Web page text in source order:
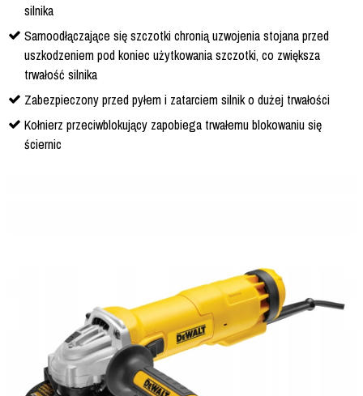
silnika
Samoodłączające się szczotki chronią uzwojenia stojana przed
uszkodzeniem pod koniec użytkowania szczotki, co zwiększa
trwałość silnika
Zabezpieczony przed pyłem i zatarciem silnik o dużej trwałości
Kołnierz przeciwblokujący zapobiega trwałemu blokowaniu się
ściernic